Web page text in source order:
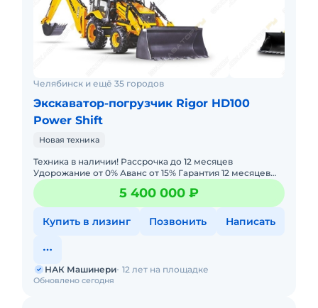
Челябинск и ещё 35 городов
Экскаватор-погрузчик Rigor HD100
Power Shift
Новая техника
Техника в наличии! Рассрочка до 12 месяцев
Удорожание от 0% Аванс от 15% Гарантия 12 месяцев
или 2000 моточасов. Лизинг с авансом 0% —
минимальный пакет д5 400 000 ₽
Купить в лизинг Позвонить Написать
Обновлено сегодня
НАК Машинери 12 лет на площадке